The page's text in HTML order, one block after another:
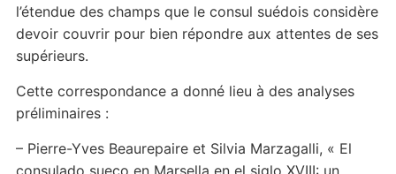
l’étendue des champs que le consul suédois considère
devoir couvrir pour bien répondre aux attentes de ses
supérieurs.
Cette correspondance a donné lieu à des analyses
préliminaires :
– Pierre-Yves Beaurepaire et Silvia Marzagalli, « El
consulado sueco en Marsella en el siglo XVIII: un